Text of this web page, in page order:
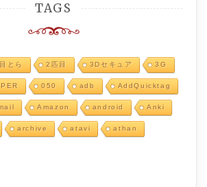
TAGS
とら 2匹目 3Dセキュア 3G
050 adb AddQuicktag
Amazon android Anki
archive atavi athan